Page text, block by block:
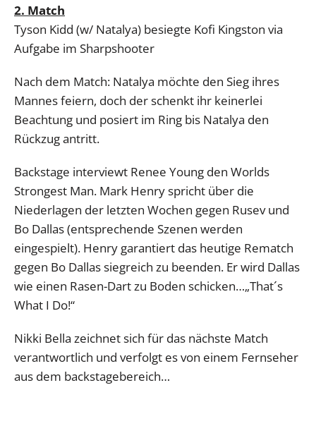
2. Match
Tyson Kidd (w/ Natalya) besiegte Kofi Kingston via
Aufgabe im Sharpshooter
Nach dem Match: Natalya möchte den Sieg ihres
Mannes feiern, doch der schenkt ihr keinerlei
Beachtung und posiert im Ring bis Natalya den
Rückzug antritt.
Backstage interviewt Renee Young den Worlds
Strongest Man. Mark Henry spricht über die
Niederlagen der letzten Wochen gegen Rusev und
Bo Dallas (entsprechende Szenen werden
eingespielt). Henry garantiert das heutige Rematch
gegen Bo Dallas siegreich zu beenden. Er wird Dallas
wie einen Rasen-Dart zu Boden schicken…„That´s
What I Do!“
Nikki Bella zeichnet sich für das nächste Match
verantwortlich und verfolgt es von einem Fernseher
aus dem backstagebereich…